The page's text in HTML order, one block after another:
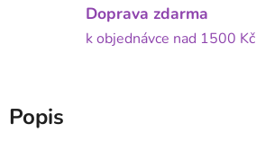
Doprava zdarma
k objednávce nad 1500 Kč
Popis